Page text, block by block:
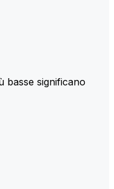
basse significano